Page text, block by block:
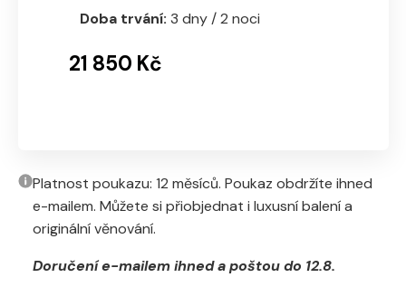
3 dny / 2 noci
21 850 Kč
Platnost poukazu: 12 měsíců. Poukaz obdržíte ihned
e-mailem. Můžete si přiobjednat i luxusní balení a
originální věnování.
Doručení e-mailem ihned a poštou do 12.8.